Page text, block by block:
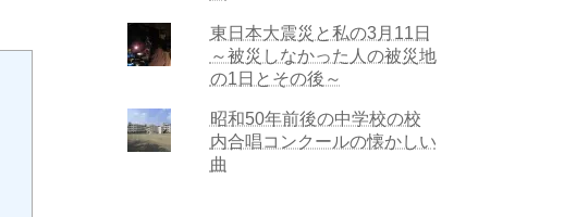
東日本大震災と私の3月11日
～被災しなかった人の被災地
の1日とその後～
昭和50年前後の中学校の校
内合唱コンクールの懐かしい
曲